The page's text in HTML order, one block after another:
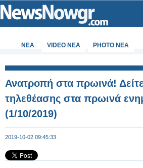
ΝΕΑ VIDEO NEA PHOTO NEA
Ανατροπή στα πρωινά!
τηλεθέασης στα πρωινά
(1/10/2019)
2019-10-02 09:45:33